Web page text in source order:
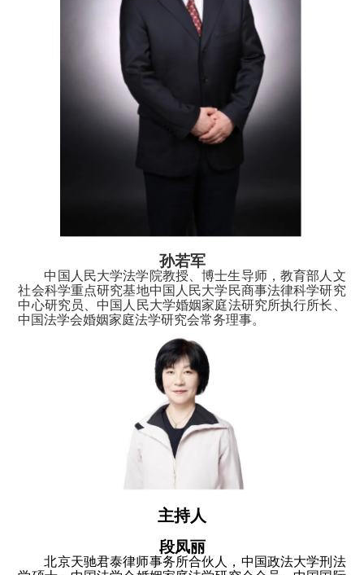
孙若军
中国人民大学法学院教授、博士生导师，教育部人文
社会科学重点研究基地中国人民大学民商事法律科学研究
中心研究员、中国人民大学婚姻家庭法研究所执行所长、
中国法学会婚姻家庭法学研究会常务理事。
主持人
段凤丽
北京天驰君泰律师事务所合伙人，中国政法大学刑法